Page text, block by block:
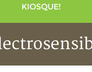
KIOSQUE!